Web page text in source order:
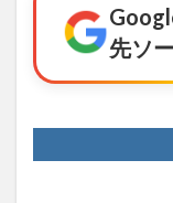
先ソ